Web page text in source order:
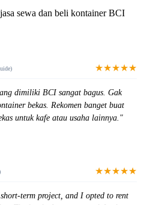
sewa dan beli kontainer BCI
★★★★★
dimiliki BCI sangat bagus. Gak
bekas. Rekomen banget buat
untuk kafe atau usaha lainnya."
★★★★★
term project, and I opted to rent